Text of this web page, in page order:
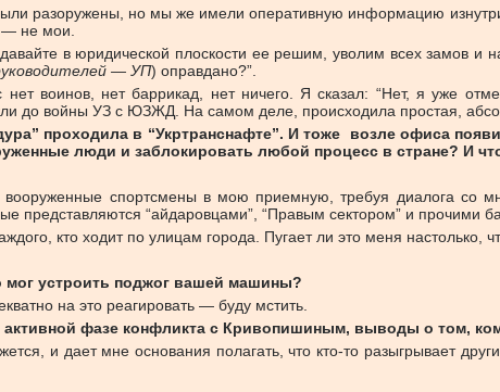
разоружены, но мы же имели оперативную информацию
— не мои.
в юридической плоскости ее решим, уволим всех замов и
— УП) оправдано?”.
нет воинов, нет баррикад, нет ничего. Я сказал: “Нет, я уже
до войны УЗ с ЮЗЖД. На самом деле, происходила простая,
проходила в “Укртранснафте”. И тоже возле офиса
люди и заблокировать любой процесс в стране? И
спортсмены в мою приемную, требуя диалога со
представляются “айдаровцами”, “Правым сектором” и
кто ходит по улицам города. Пугает ли это меня настолько,
устроить поджог вашей машины?
на это реагировать — буду мстить.
фазе конфликта с Кривопишиным, выводы о том,
и дает мне основания полагать, что кто-то разыгрывает